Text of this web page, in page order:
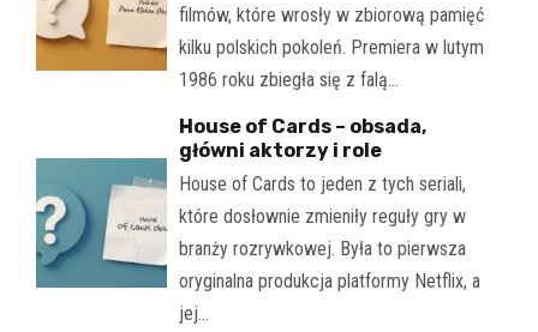
filmów, które wrosły w zbiorową pamięć
kilku polskich pokoleń. Premiera w lutym
1986 roku zbiegła się z falą…
House of Cards – obsada,
główni aktorzy i role
House of Cards to jeden z tych seriali,
które dosłownie zmieniły reguły gry w
branży rozrywkowej. Była to pierwsza
oryginalna produkcja platformy Netflix, a
jej…